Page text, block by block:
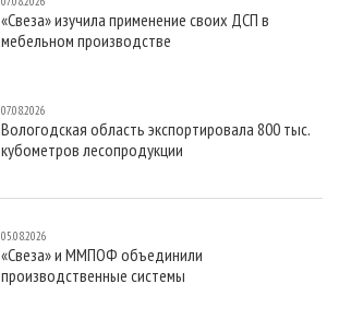
«Свеза» изучила применение своих ДСП в
мебельном производстве
07.08.2026
Вологодская область экспортировала 800 тыс.
кубометров лесопродукции
05.08.2026
«Свеза» и ММПОФ объединили
производственные системы